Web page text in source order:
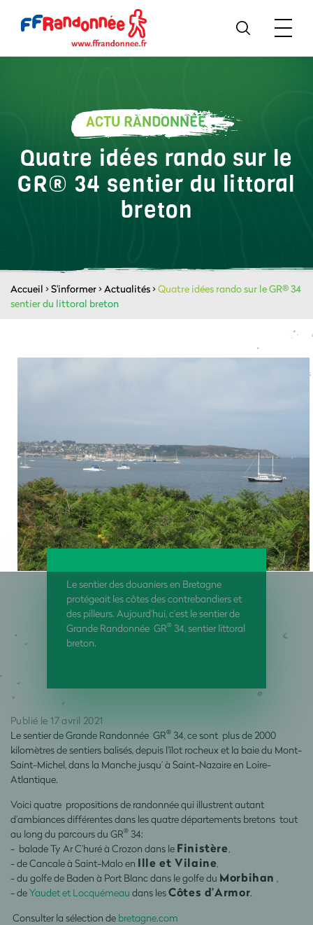
ACTU RANDONNÉE
Quatre idées rando sur le
GR® 34 sentier du littoral
breton
Accueil >S'informer>Actualités>Quatre idées rando sur le GR® 34
sentier du littoral breton
Le sentier des douaniers en Bretagne
protégeait les côtes des contrebandiers et
des pilleurs. Aujourd’hui, c’est le sentier de
Grande Randonnée GR® 34, sentier littoral
breton.
Publié le 17 avril 2021
Le sentier de Grande Randonnée GR® 34, ce sont plus de 2000
kilomètres de sentiers balisés, depuis l'îlot rocheux et la baie du Mont-
Saint-Michel, dans la Manche jusqu’ à Saint-Nazaire en Loire-
Atlantique.
Voici quatre propositions de randonnée qui illustrent autant
d’ambiances différentes dans les quatre départements bretons tout
au long du parcours du GR® 34:
- balade Ty Ar C’huré à Crozon dans le Finistère,
- de Cancale à Saint-Malo en Ille et Vilaine,
- du golfe de Baden à Port Blanc dans le golfe du Morbihan ,
- deYaudet et Locquémeau dans lesCôtes d’Armor.
Consulter la sélection de bretagne.com